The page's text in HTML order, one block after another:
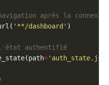
après la connexion
'**/dashboard'
l'état authentifié
=